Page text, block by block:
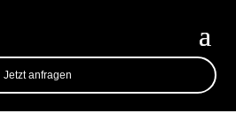
Jetzt anfragen